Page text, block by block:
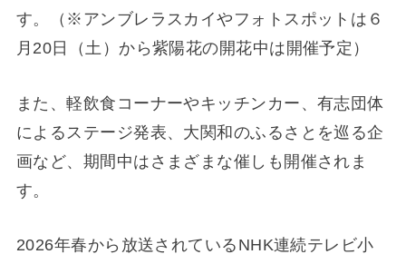
す。（※アンブレラスカイやフォトスポットは６
月20日（土）から紫陽花の開花中は開催予定）
また、軽飲食コーナーやキッチンカー、有志団体
によるステージ発表、大関和のふるさとを巡る企
画など、期間中はさまざまな催しも開催されま
す。
2026年春から放送されているNHK連続テレビ小